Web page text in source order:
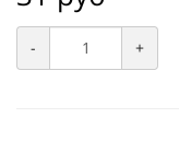
- +